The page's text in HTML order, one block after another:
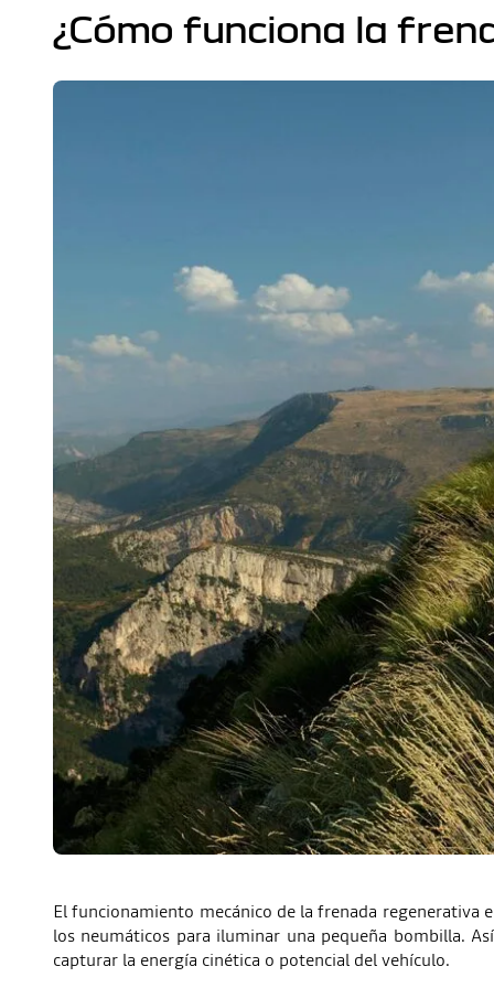
¿Cómo funciona la
El funcionamiento mecánico de la frenada regenerativa
los neumáticos para iluminar una pequeña bombilla.
capturar la energía cinética o potencial del vehículo.